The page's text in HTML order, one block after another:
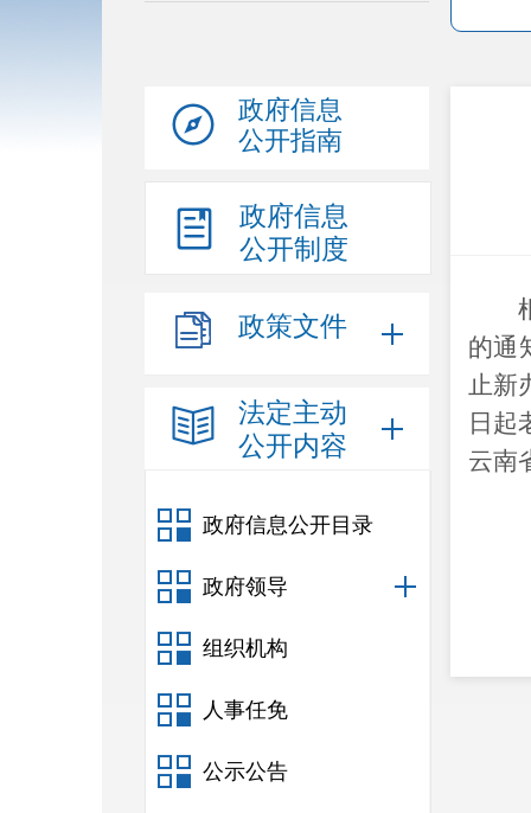
政府信息
公开指南
政府信息
公开制度
政策文件
法定主动
公开内容
政府信息公开目录
政府领导
组织机构
人事任免
公示公告
的通
止新
日起
云南